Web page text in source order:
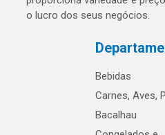
o lucro dos seus negócios.
Bebidas
Carnes, Aves,
Bacalhau